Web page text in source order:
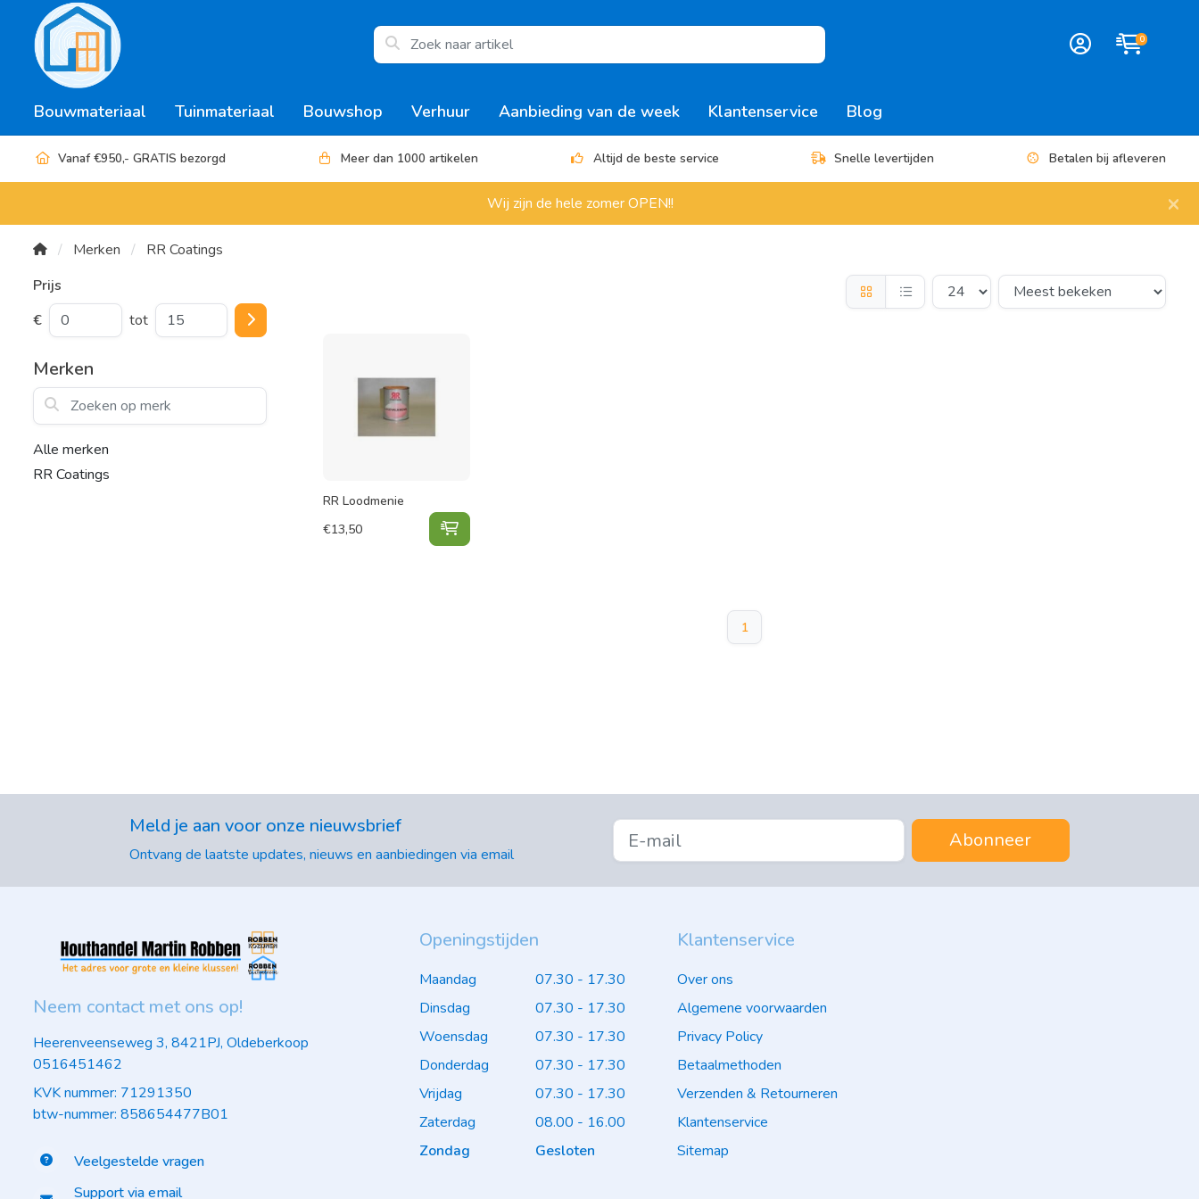
0
Bouwmateriaal Tuinmateriaal Bouwshop Verhuur Aanbieding van de week Klantenservice Blog
Vanaf €950,- GRATIS bezorgd Meer dan 1000 artikelen Altijd de beste service Snelle levertijden Betalen bij afleveren
Wij zijn de hele zomer OPEN!! ×
Merken
RR Coatings
Prijs
€
tot
Merken
Zoeken op merk
Alle merken
RR Coatings
RR Loodmenie
€13,50 RR Loodmenie toevoegen aan winkelwagen
1
Meld je aan voor onze nieuwsbrief
Ontvang de laatste updates, nieuws en aanbiedingen via email
Abonneer
Neem contact met ons op!
Heerenveenseweg 3, 8421PJ, Oldeberkoop
0516451462
KVK nummer: 71291350
btw-nummer: 858654477B01
Veelgestelde vragen
Support via email
Openingstijden
Maandag
07.30 - 17.30
Dinsdag
07.30 - 17.30
Woensdag
07.30 - 17.30
Donderdag
07.30 - 17.30
Vrijdag
07.30 - 17.30
Zaterdag
08.00 - 16.00
Zondag
Gesloten
Klantenservice
Over ons
Algemene voorwaarden
Privacy Policy
Betaalmethoden
Verzenden & Retourneren
Klantenservice
Sitemap